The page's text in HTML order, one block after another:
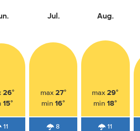
26°
15°
11
Jul.
max 27°
min16°
8
Aug.
max29°
min18°
11